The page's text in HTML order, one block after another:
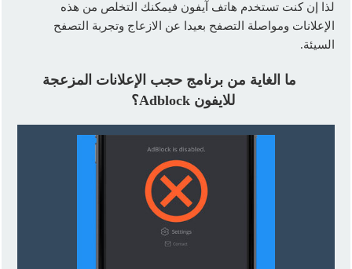
لذا إن كنت تستخدم هاتف آيفون فيمكنك التخلص من هذه
الإعلانات ومواصلة التصفح بعيدا عن الازعاج وتجربة التصفح
السيئة.
ما الغاية من برنامج حجب الإعلانات المزعجة
للايفون Adblock؟